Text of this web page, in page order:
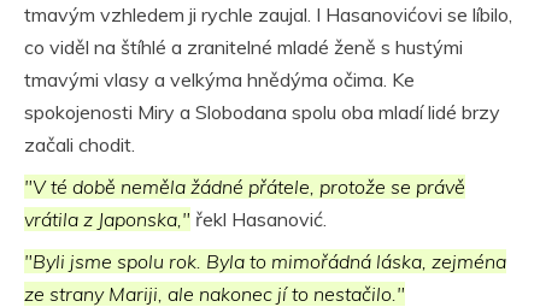
tmavým vzhledem ji rychle zaujal. I Hasanovićovi se líbilo,
co viděl na štíhlé a zranitelné mladé ženě s hustými
tmavými vlasy a velkýma hnědýma očima. Ke
spokojenosti Miry a Slobodana spolu oba mladí lidé brzy
začali chodit.
"V té době neměla žádné přátele, protože se právě
vrátila z Japonska," řekl Hasanović.
"Byli jsme spolu rok. Byla to mimořádná láska, zejména
ze strany Mariji, ale nakonec jí to nestačilo."